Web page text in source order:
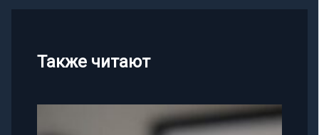
Также читают